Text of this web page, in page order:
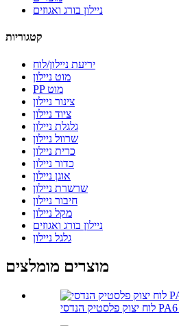
ניילון בורג ואגוזים
קטגוריות
יריעת ניילון/לוח
מוט ניילון
PP מוט
צינור ניילון
ציוד ניילון
גלגלת ניילון
שרוול ניילון
כרית ניילון
כדור ניילון
אוגן ניילון
שרשרת ניילון
חיבור ניילון
מקל ניילון
ניילון בורג ואגוזים
גלגל ניילון
מוצרים מומלצים